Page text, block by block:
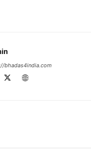
bhadas4india.com